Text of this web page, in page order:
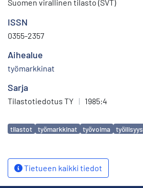
Suomen virallinen tilasto (SVT)
ISSN
0355-2357
Aihealue
työmarkkinat
Sarja
Tilastotiedotus TY | 1985:4
Avainsanat
tilastot työmarkkinat työvoima työllisyys
Tietueen kaikki tiedot